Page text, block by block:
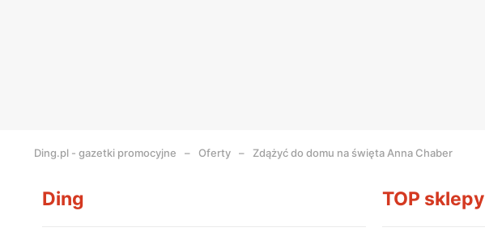
Ding.pl - gazetki promocyjne Oferty Zdążyć do domu na święta Anna Chaber
Ding TOP sklepy